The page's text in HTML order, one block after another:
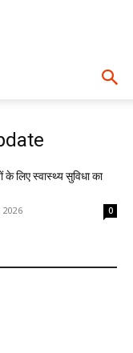
के लिए स्वास्थ्य सुविधा का
2026 0